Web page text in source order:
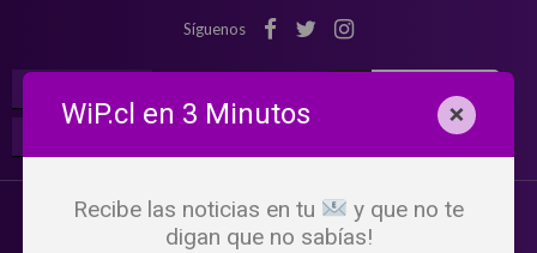
Síguenos
WiP.cl en 3 Minutos ×
Recibe las noticias en tu
y que no te
digan que no sabías!